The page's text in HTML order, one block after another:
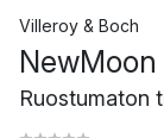
Villeroy & Boch
Ruostumaton